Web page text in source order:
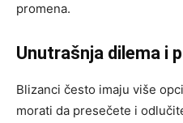
promena.
Unutrašnja dilema i
Blizanci često imaju više
morati da presečete i